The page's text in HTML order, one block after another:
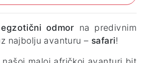
egzotični odmor na predivnim
najbolju avanturu – safari!